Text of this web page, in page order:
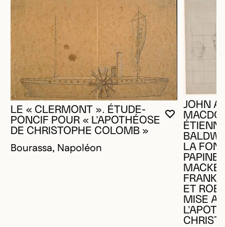
VOUS
FERMER
OUVRIR LA
LE « CLERMONT ». ÉTUDE-
PONCIF POUR « L'APOTHÉOSE
DE CHRISTOPHE COLOMB »
Bourassa, Napoléon
JOHN
LA
ET
MISE